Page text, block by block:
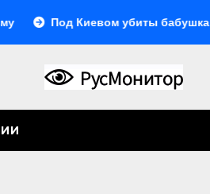
Под Киевом убиты бабушка и